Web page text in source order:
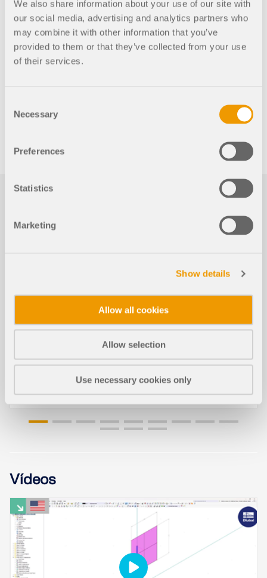
We also share information about your use of our site with
our social media, advertising and analytics partners who
may combine it with other information that you’ve
provided to them or that they’ve collected from your use
of their services.
Selection
Necessary
Preferences
Statistics
Marketing
Show details
Allow all cookies
Allow selection
Use necessary cookies only
Importe total
6.220,00 USD
Análisis de rigidez de conexiones de acero con
Vídeos